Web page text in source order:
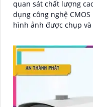
quan sát chất lượng
dụng công nghệ
hình ảnh được chụp